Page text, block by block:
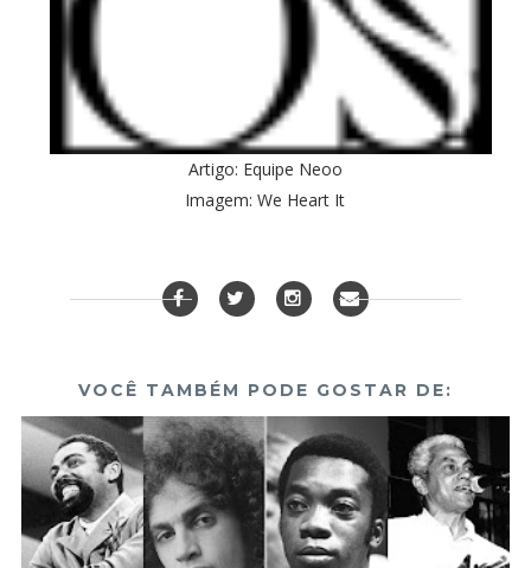
Artigo: Equipe Neoo
Imagem: We Heart It
VOCÊ TAMBÉM PODE GOSTAR DE: